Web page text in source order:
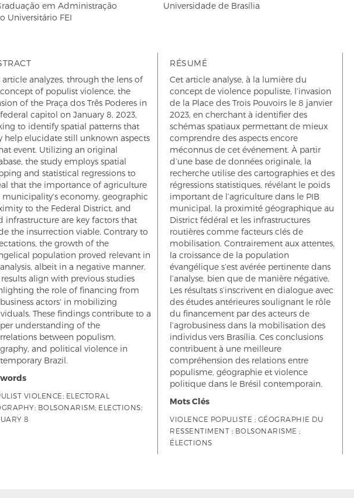
em Administração
Universitário FEI
Universidade de Brasília
article analyzes, through the lens of
of populist violence, the
of the Praça dos Três Poderes in
capitol on January 8, 2023,
to identify spatial patterns that
help elucidate still unknown aspects
event. Utilizing an original
the study employs spatial
and statistical regressions to
that the importance of agriculture
municipality's economy, geographic
to the Federal District, and
infrastructure are key factors that
the insurrection viable. Contrary to
the growth of the
population proved relevant in
albeit in a negative manner.
results align with previous studies
the role of financing from
actors' in mobilizing
These findings contribute to a
understanding of the
between populism,
and political violence in
Brazil.
VIOLENCE; ELECTORAL
BOLSONARISM; ELECTIONS;
8
RÉSUMÉ
Cet article analyse, à la lumière du
concept de violence populiste, l’invasion
de la Place des Trois Pouvoirs le 8 janvier
2023, en cherchant à identifier des
schémas spatiaux permettant de mieux
comprendre des aspects encore
méconnus de cet événement. À partir
d’une base de données originale, la
recherche utilise des cartographies et des
régressions statistiques, révélant le poids
important de l’agriculture dans le PIB
municipal, la proximité géographique au
District fédéral et les infrastructures
routières comme facteurs clés de
mobilisation. Contrairement aux attentes,
la croissance de la population
évangélique s’est avérée pertinente dans
l’analyse, bien que de manière négative.
Les résultats s’inscrivent en dialogue avec
des études antérieures soulignant le rôle
du financement par des acteurs de
l’agrobusiness dans la mobilisation des
individus vers Brasília. Ces conclusions
contribuent à une meilleure
compréhension des relations entre
populisme, géographie et violence
politique dans le Brésil contemporain.
Mots Clés
VIOLENCE POPULISTE ; GÉOGRAPHIE DU
RESSENTIMENT ; BOLSONARISME ;
ÉLECTIONS